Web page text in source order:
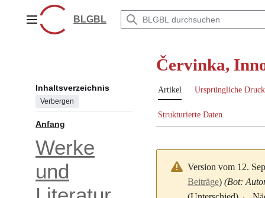
springenHauptmenüBLGBL
Inhaltsverzeichnis
Verbergen
Anfang
Werke
und
Červinka,
Artikel Ursprüngliche
Strukturierte Daten
Version vom 12.
Beiträge) (Bot: